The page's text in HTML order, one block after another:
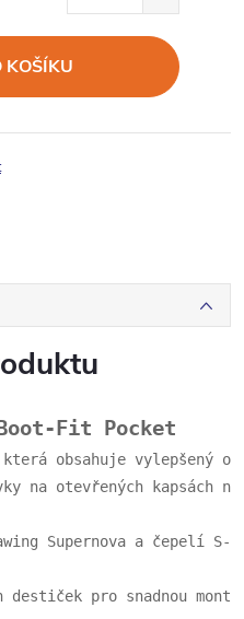
KOŠÍKU
Fit Pocket
obsahuje vylepšený
na otevřených
Supernova a čepelí S-
destiček pro snadnou